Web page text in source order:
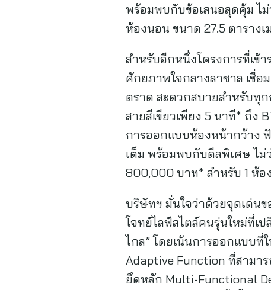
พร้อมพบกับข้อเสนอสุดคุ้ม ไม่
ห้องนอน ขนาด 27.5 ตาราง
สำหรับอีกหนึ่งโครงการที่เข้า
ศักยภาพใจกลางลาซาล เชื่
ตราด สะดวกสบายสำหรับทุก
สายสีเขียวเพียง 5 นาที* ถึง
การออกแบบห้องหน้ากว้าง
เต็ม พร้อมพบกับดีลพิเศษ ไม่
800,000 บาท* สำหรับ 1 ห้อ
บริษัทฯ มั่นใจว่าด้วยจุดเด่น
โจทย์ไลฟ์สไตล์คนรุ่นใหม่ที่เ
ไกล” โดยเน้นการออกแบบ
Adaptive Function ที่สามา
ยึดหลัก Multi-Functional